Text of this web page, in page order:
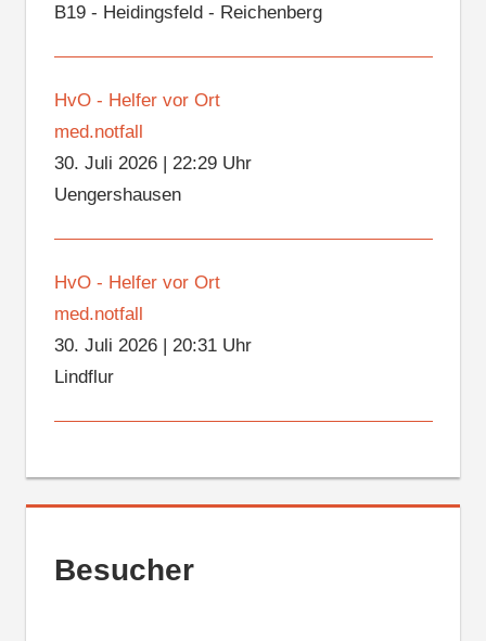
B19 - Heidingsfeld - Reichenberg
HvO - Helfer vor Ort
med.notfall
30. Juli 2026| 22:29 Uhr
Uengershausen
HvO - Helfer vor Ort
med.notfall
30. Juli 2026| 20:31 Uhr
Lindflur
Besucher